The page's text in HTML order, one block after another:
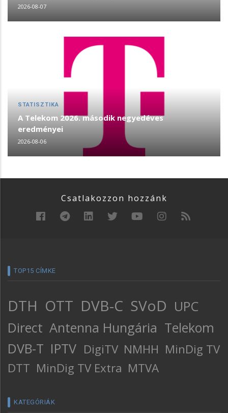
2026-08-07
STATISZTIKA
A Telekom 2026. második negyedéves
eredményei
2026-08-06
Csatlakozzon hozzánk
TOP15 CÍMKE
DTH OTT DVB-C SVoD UPC
Direct Antenna Hungária Telekom
DVB-T IPTV DigiTV NMHH MinDig TV
DTT MinDig TV Extra MTVA
KATEGÓRIÁK